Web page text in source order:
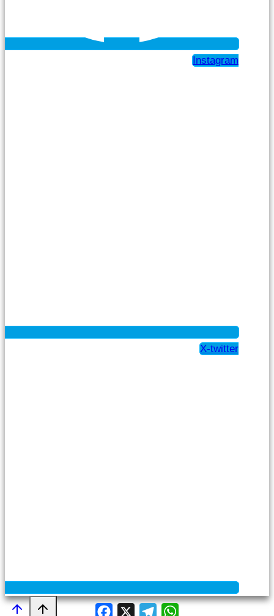
Instagram
X-twitter
Facebook
X Telegram